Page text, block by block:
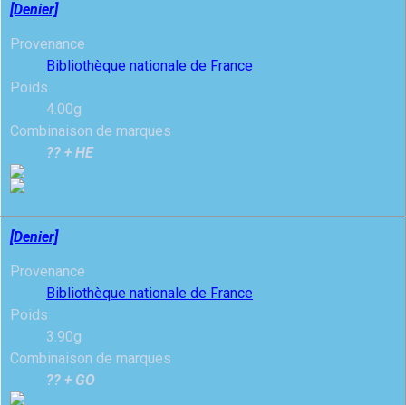
[Denier]
Provenance
Bibliothèque nationale de France
Poids
4.00g
Combinaison de marques
?? + HE
[Denier]
Provenance
Bibliothèque nationale de France
Poids
3.90g
Combinaison de marques
?? + GO